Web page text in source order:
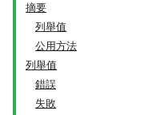
摘要
列舉值
公用方法
列舉值
錯誤
失敗